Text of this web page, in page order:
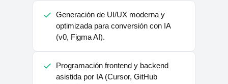
Generación de UI/UX moderna y
optimizada para conversión con IA
(v0, Figma AI).
Programación frontend y backend
asistida por IA (Cursor, GitHub